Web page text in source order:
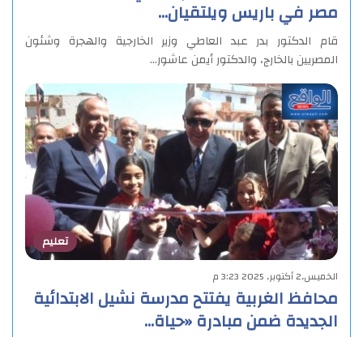
مصر في باريس ويلتقيان…
قام الدكتور بدر عبد العاطي وزير الخارجية والهجرة وشئون
المصريين بالخارج، والدكتور أيمن عاشور…
تعليم
الخميس,2 أكتوبر, 2025 3:23 م
محافظ الغربية يفتتح مدرسة نشيل الابتدائية
الجديدة ضمن مبادرة «حياة…